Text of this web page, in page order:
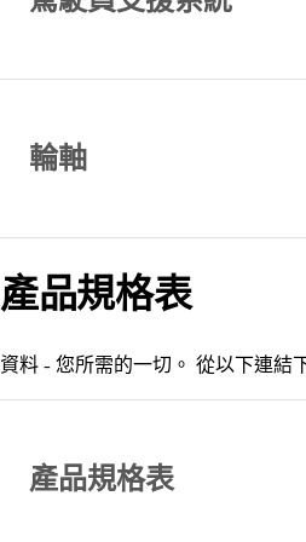
輪軸
產品規格表
資料 - 您所需的一切。 從以下連結
產品規格表